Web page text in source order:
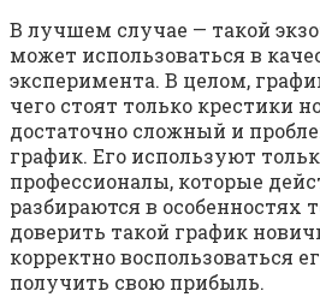
В лучшем случае — такой
может использоваться в
эксперимента. В целом,
чего стоят только крестики
достаточно сложный и
график. Его используют
профессионалы, которые
разбираются в особенностях
доверить такой график
корректно воспользоваться
получить свою прибыль.